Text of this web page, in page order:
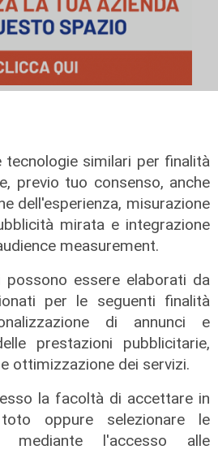
tecnologie similari per finalità
previo tuo consenso, anche
dell'esperienza, misurazione
mirata e integrazione
measurement.
essere elaborati da
per le seguenti finalità
di annunci e
prestazioni pubblicitarie,
ottimizzazione dei servizi.
la facoltà di accettare in
oppure selezionare le
mediante l'accesso alle
162 nuovi casi in
11 in